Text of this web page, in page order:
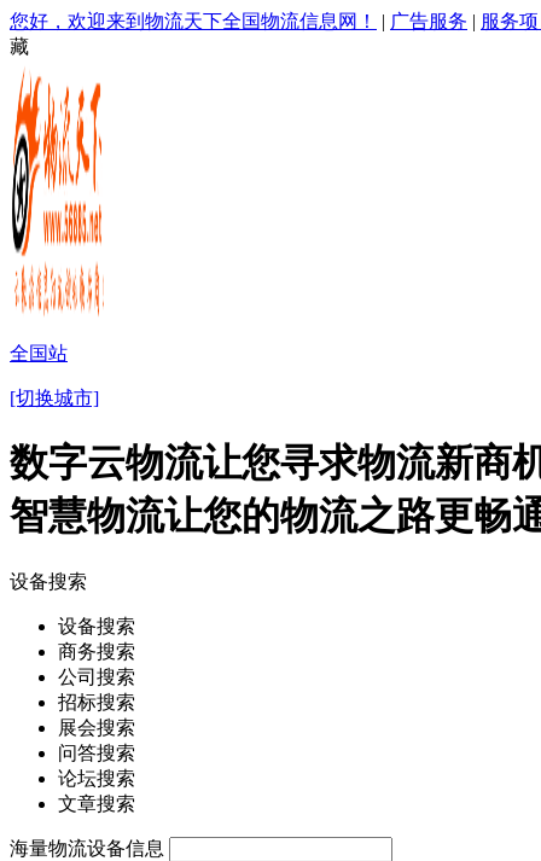
您好，欢迎来到物流天下全国物流信息网！ | 广告服务 | 服务
藏
全国站
[切换城市]
数字云物流让您寻求物流新商
智慧物流让您的物流之路更畅
设备搜索
设备搜索
商务搜索
公司搜索
招标搜索
展会搜索
问答搜索
论坛搜索
文章搜索
海量物流设备信息